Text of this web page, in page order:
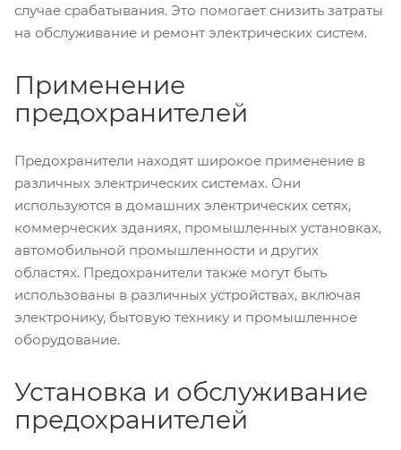
случае срабатывания. Это помогает снизить затраты
на обслуживание и ремонт электрических систем.
Применение
предохранителей
Предохранители находят широкое применение в
различных электрических системах. Они
используются в домашних электрических сетях,
коммерческих зданиях, промышленных установках,
автомобильной промышленности и других
областях. Предохранители также могут быть
использованы в различных устройствах, включая
электронику, бытовую технику и промышленное
оборудование.
Установка и обслуживание
предохранителей